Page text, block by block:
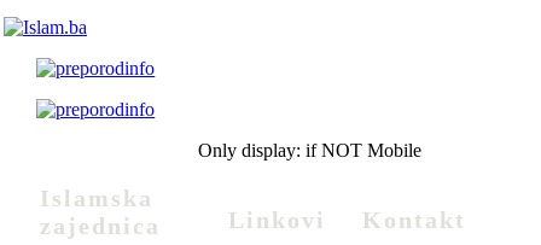
Islamska
zajednica
Only display: if NOT Mobile
Linkovi Kontakt